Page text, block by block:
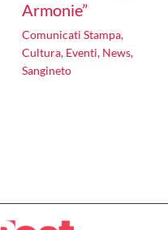
Armonie”
Comunicati Stampa,
Cultura, Eventi, News,
Sangineto